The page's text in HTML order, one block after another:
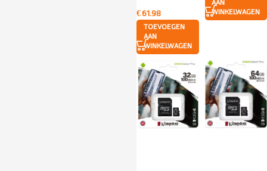
€61.98
TOEVOEGEN
AAN
WINKELWAGEN
AAN
WINKELWAGEN